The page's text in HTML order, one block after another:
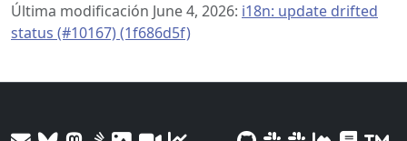
Última modificación June 4, 2026: i18n: update drifted
status (#10167) (1f686d5f)